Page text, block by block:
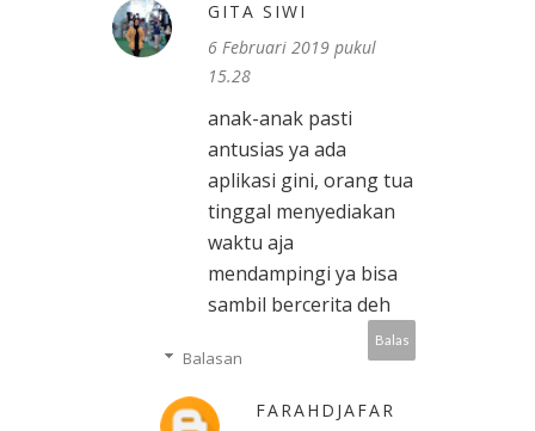
GITA SIWI
6 Februari 2019 pukul
15.28
anak-anak pasti
antusias ya ada
aplikasi gini, orang tua
tinggal menyediakan
waktu aja
mendampingi ya bisa
sambil bercerita deh
Balas
Balasan
FARAHDJAFAR